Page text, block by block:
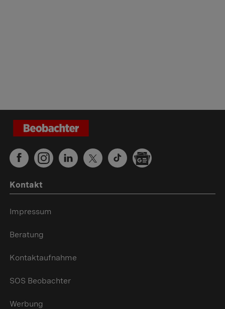
Kontakt
Impressum
Beratung
Kontaktaufnahme
SOS Beobachter
Werbung